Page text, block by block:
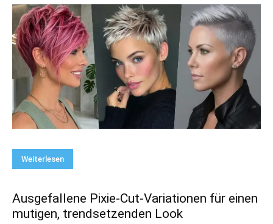
Weiterlesen
Ausgefallene Pixie-Cut-Variationen für einen
mutigen, trendsetzenden Look